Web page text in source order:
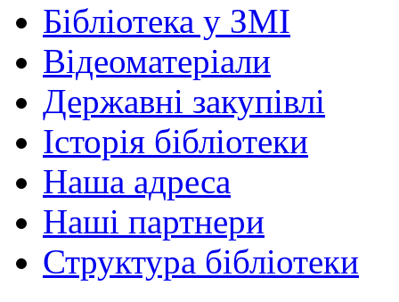
Бібліотека у ЗМІ
Відеоматеріали
Державні закупівлі
Історія бібліотеки
Наша адреса
Наші партнери
Структура бібліотеки